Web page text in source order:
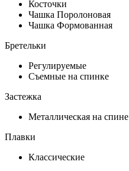
Косточки
Чашка Поролоновая
Чашка Формованная
Бретельки
Регулируемые
Съемные на спинке
Застежка
Металлическая на спине
Плавки
Классические